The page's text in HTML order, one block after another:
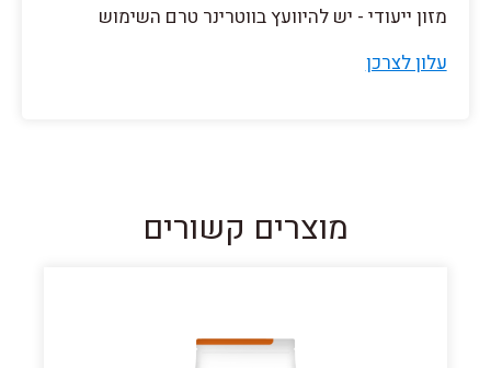
מזון ייעודי - יש להיוועץ בווטרינר טרם השימוש
עלון לצרכן
מוצרים קשורים